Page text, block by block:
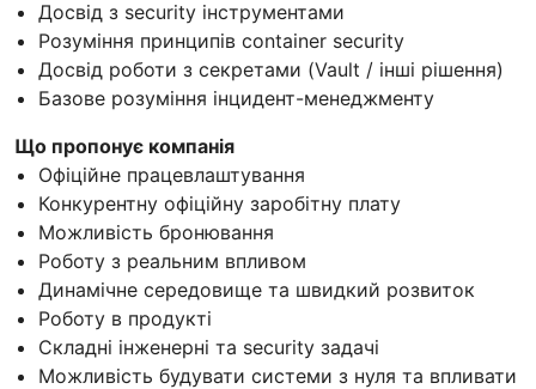
Досвід з security інструментами
Розуміння принципів container security
Досвід роботи з секретами (Vault / інші рішення)
Базове розуміння інцидент-менеджменту
Що пропонує компанія
Офіційне працевлаштування
Конкурентну офіційну заробітну плату
Можливість бронювання
Роботу з реальним впливом
Динамічне середовище та швидкий розвиток
Роботу в продукті
Складні інженерні та security задачі
Можливість будувати системи з нуля та впливати